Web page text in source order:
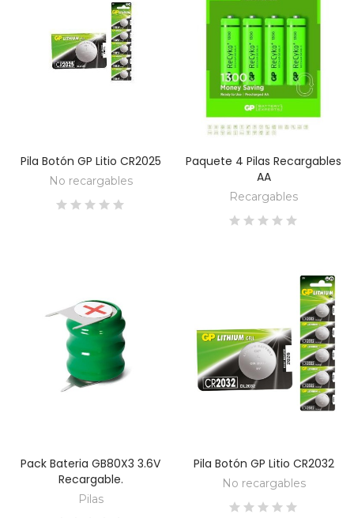
DESCUBRE
Pila Botón GP Litio CR2025
No recargables
DESCUBRE
Paquete 4 Pilas Recargables
AA
Recargables
DESCUBRE
Pack Bateria GB80X3 3.6V
Recargable.
Pilas
DESCUBRE
Pila Botón GP Litio CR2032
No recargables